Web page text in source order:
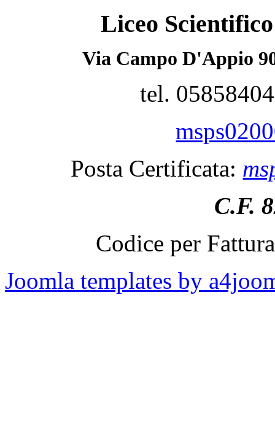
Liceo
Via Campo D'Appio
tel.
Posta Certificata:
C.F.
Codice per
Joomla templates by